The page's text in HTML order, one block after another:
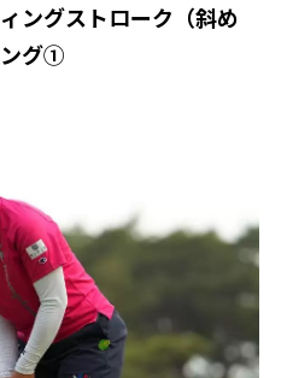
ングストローク（斜め
ング①